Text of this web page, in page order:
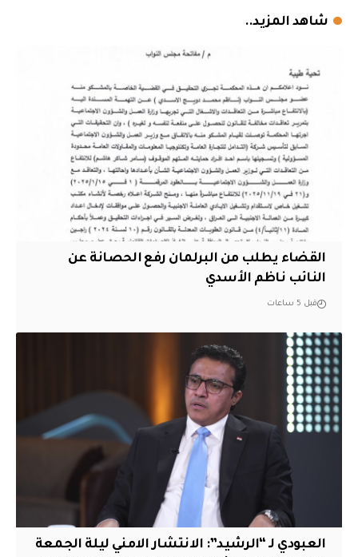
شاهد المزيد..
القضاء يطلب من البرلمان رفع الحصانة عن
النائب ناظم الأسدي
قبل 5 ساعات
العبودي لـ “الرشيد”: الانتشار الامني ليلة الجمعة